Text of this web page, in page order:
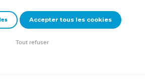
dès maintenant et pour toujours.
Pour vous procurer une Bible imprimée, rendez-
Accepter tous les cookies
Tout refuser